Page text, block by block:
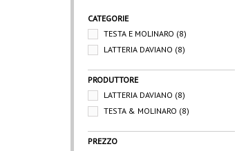
CATEGORIE
TESTA E MOLINARO (8)
LATTERIA DAVIANO (8)
PRODUTTORE
LATTERIA DAVIANO (8)
TESTA & MOLINARO (8)
PREZZO